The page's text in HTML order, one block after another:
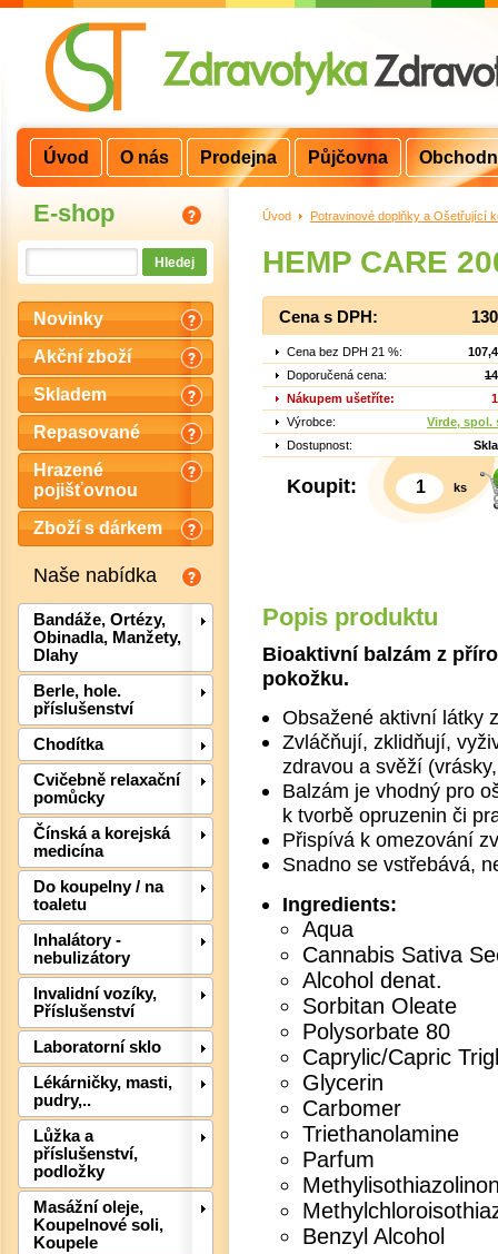
E-shop
Novinky
Akční zboží
Skladem
Repasované
Hrazené
pojišťovnou
Zboží s dárkem
Naše nabídka
Bandáže, Ortézy,
Obinadla, Manžety,
Dlahy
Berle, hole.
příslušenství
Chodítka
Cvičebně relaxační
pomůcky
Čínská a korejská
medicína
Do koupelny / na
toaletu
Inhalátory -
nebulizátory
Invalidní vozíky,
Příslušenství
Laboratorní sklo
Lékárničky, masti,
pudry,..
Lůžka a
příslušenství,
podložky
Masážní oleje,
Koupelnové soli,
Koupele
Úvod > Potravinové doplňky a Ošetřující
HEMP CARE
Cena s DPH:
Cena bez DPH 21 %:
Doporučená cena:
Nákupem ušetříte:
Výrobce:
Virde, spol.
Dostupnost:
Koupit: ks
Popis produktu
Bioaktivní balzám z
pokožku.
Obsažené aktivní látky
Zvláčňují, zklidňují,
zdravou a svěží
Balzám je vhodný pro
k tvorbě opruzenin či
Přispívá k omezování
Snadno se vstřebává,
Ingredients:
Aqua
Cannabis Sativa
Alcohol denat.
Sorbitan Oleate
Polysorbate 80
Caprylic/Capric
Glycerin
Carbomer
Triethanolamine
Parfum
Benzyl Alcohol
Úvod O nás Prodejna Půjčovna